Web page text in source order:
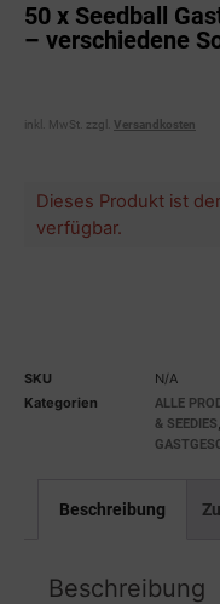
50 x Seedball
– verschiedene
inkl. MwSt. zzgl. Versandkosten
Dieses Produkt ist
verfügbar.
SKU
N/A
Kategorien
ALLE
& SEEDIES,
Beschreibung
Beschreibung